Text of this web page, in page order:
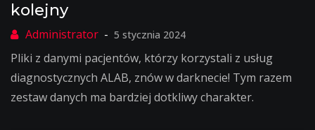
kolejny
5 stycznia 2024
Pliki z danymi pacjentów, którzy korzystali z usług
diagnostycznych ALAB, znów w darknecie! Tym razem
zestaw danych ma bardziej dotkliwy charakter.